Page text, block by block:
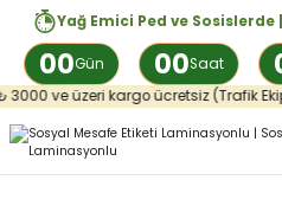
Yağ Emici Ped ve Sosislerde
00Gün 00Saat
ve üzeri kargo ücretsiz (Trafik Ekip.